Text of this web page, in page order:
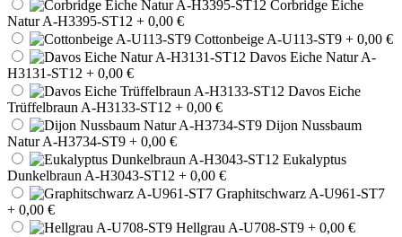
Corbridge Eiche
Natur A-H3395-ST12 + 0,00 €
Cottonbeige A-U113-ST9 + 0,00 €
Davos Eiche Natur A-
H3131-ST12 + 0,00 €
Davos Eiche
Trüffelbraun A-H3133-ST12 + 0,00 €
Dijon Nussbaum
Natur A-H3734-ST9 + 0,00 €
Eukalyptus
Dunkelbraun A-H3043-ST12 + 0,00 €
Graphitschwarz A-U961-ST7
+ 0,00 €
Hellgrau A-U708-ST9 + 0,00 €